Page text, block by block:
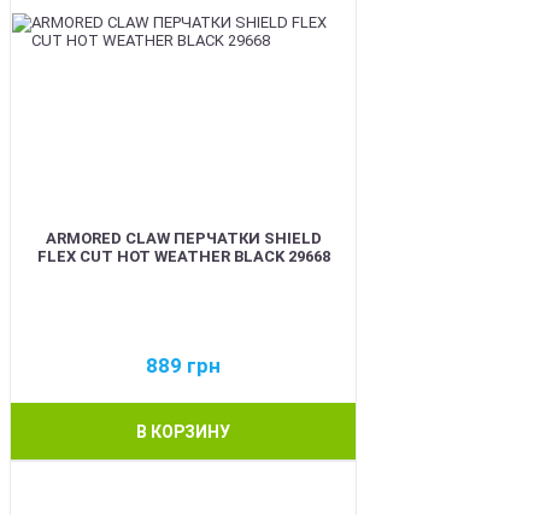
ARMORED CLAW ПЕРЧАТКИ SHIELD
FLEX CUT HOT WEATHER BLACK 29668
889 грн
В КОРЗИНУ